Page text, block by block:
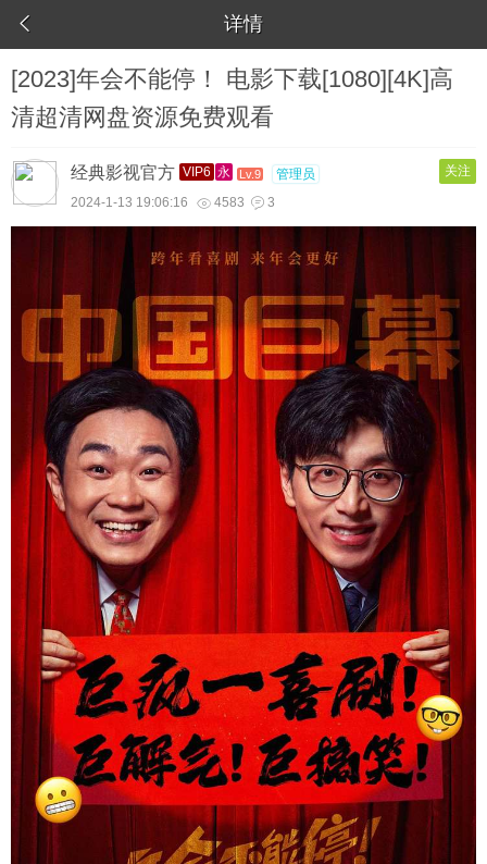
 详情
[2023]年会不能停！ 电影下载[1080][4K]高
清超清网盘资源免费观看
经典影视官方 VIP6 永 Lv.9 管理员 关注
2024-1-13 19:06:16  4583  3